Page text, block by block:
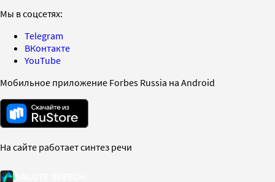
Мы в соцсетях:
Telegram
ВКонтакте
YouTube
Мобильное приложение Forbes Russia на Android
На сайте работает синтез речи